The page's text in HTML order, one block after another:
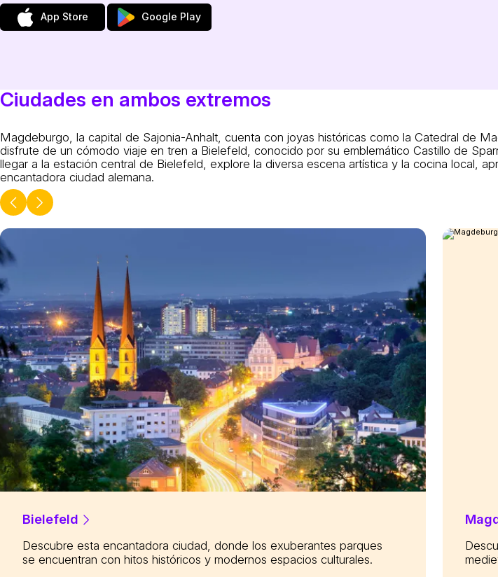
App Store Google Play
Ciudades en ambos extremos
Magdeburgo, la capital de Sajonia-Anhalt, cuenta con joyas históricas como la Catedral de
disfrute de un cómodo viaje en tren a Bielefeld, conocido por su emblemático Castillo de
llegar a la estación central de Bielefeld, explore la diversa escena artística y la cocina local,
encantadora ciudad alemana.
Bielefeld
Descubre esta encantadora ciudad, donde los exuberantes parques
se encuentran con hitos históricos y modernos espacios culturales.